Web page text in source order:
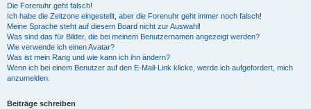
Die Forenuhr geht falsch!
Ich habe die Zeitzone eingestellt, aber die Forenuhr geht immer noch falsch!
Meine Sprache steht auf diesem Board nicht zur Auswahl!
Was sind das für Bilder, die bei meinem Benutzernamen angezeigt werden?
Wie verwende ich einen Avatar?
Was ist mein Rang und wie kann ich ihn ändern?
Wenn ich bei einem Benutzer auf den E-Mail-Link klicke, werde ich aufgefordert, mich
anzumelden.
Beiträge schreiben